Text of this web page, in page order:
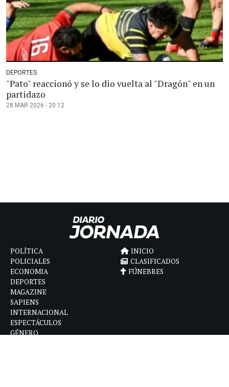
DEPORTES
"Pato" reaccionó y se lo dio vuelta al "Dragón" en un
partidazo
28 MAR 2026 - 20:12
POLÍTICA
POLICIALES
ECONOMIA
DEPORTES
MAGAZINE
SAPIENS
INTERNACIONAL
ESPECTÁCULOS
GÉNERO
INICIO
CLASIFICADOS
FÚNEBRES